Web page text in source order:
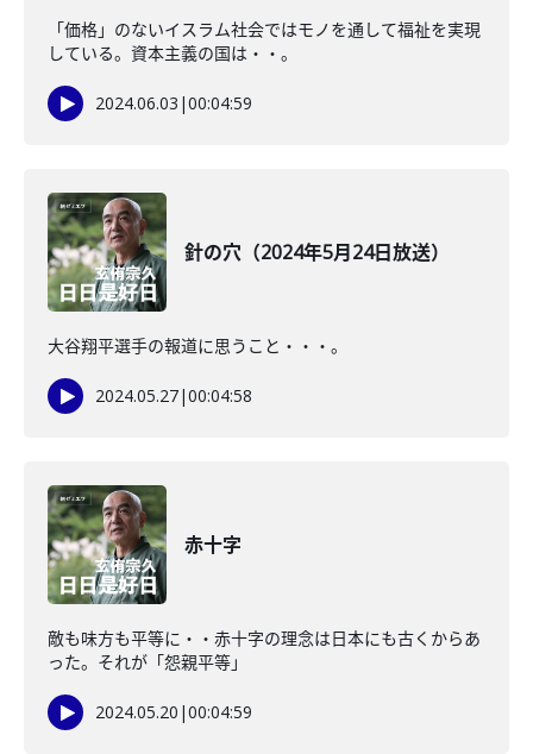
「価格」のないイスラム社会ではモノを通して福祉を実現
している。資本主義の国は・・。
2024.06.03 |00:04:59
針の穴（2024年5月24日放送）
大谷翔平選手の報道に思うこと・・・。
2024.05.27|00:04:58
赤十字
敵も味方も平等に・・赤十字の理念は日本にも古くからあ
った。それが「怨親平等」
2024.05.20 |00:04:59